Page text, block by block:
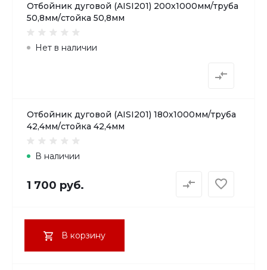
Отбойник дуговой (AISI201) 200х1000мм/труба
50,8мм/стойка 50,8мм
Нет в наличии
Отбойник дуговой (AISI201) 180х1000мм/труба
42,4мм/стойка 42,4мм
В наличии
1 700 руб.
В корзину